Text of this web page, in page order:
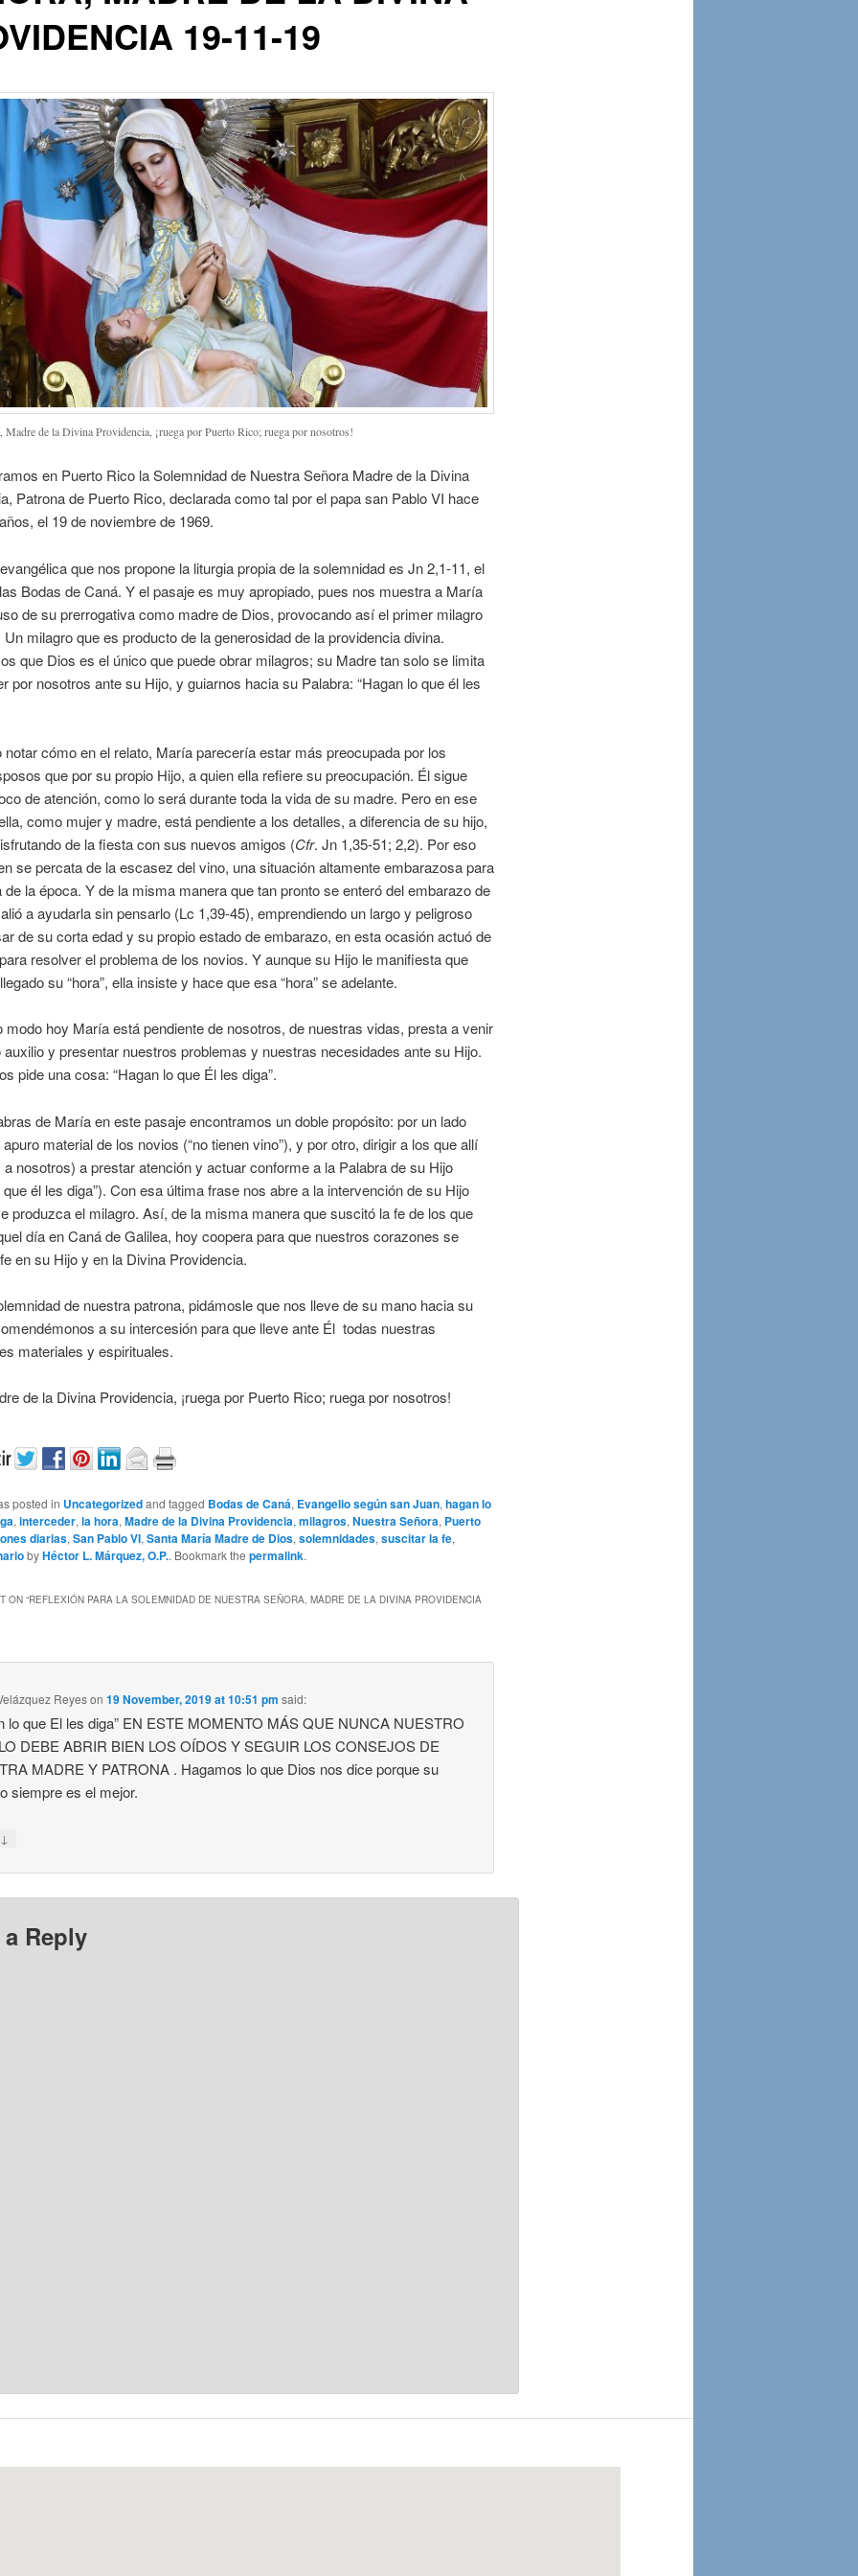
19-11-19
Madre de la Divina Providencia, ¡ruega por Puerto Rico; ruega por nosotros!
en Puerto Rico la Solemnidad de Nuestra Señora Madre de la Divina
Patrona de Puerto Rico, declarada como tal por el papa san Pablo VI hace
el 19 de noviembre de 1969.
que nos propone la liturgia propia de la solemnidad es Jn 2,1-11, el
Bodas de Caná. Y el pasaje es muy apropiado, pues nos muestra a María
de su prerrogativa como madre de Dios, provocando así el primer milagro
milagro que es producto de la generosidad de la providencia divina.
que Dios es el único que puede obrar milagros; su Madre tan solo se limita
por nosotros ante su Hijo, y guiarnos hacia su Palabra: “Hagan lo que él les
cómo en el relato, María parecería estar más preocupada por los
que por su propio Hijo, a quien ella refiere su preocupación. Él sigue
de atención, como lo será durante toda la vida de su madre. Pero en ese
como mujer y madre, está pendiente a los detalles, a diferencia de su hijo,
de la fiesta con sus nuevos amigos (Cfr. Jn 1,35-51; 2,2). Por eso
se percata de la escasez del vino, una situación altamente embarazosa para
de la época. Y de la misma manera que tan pronto se enteró del embarazo de
a ayudarla sin pensarlo (Lc 1,39-45), emprendiendo un largo y peligroso
de su corta edad y su propio estado de embarazo, en esta ocasión actuó de
resolver el problema de los novios. Y aunque su Hijo le manifiesta que
su “hora”, ella insiste y hace que esa “hora” se adelante.
modo hoy María está pendiente de nosotros, de nuestras vidas, presta a venir
auxilio y presentar nuestros problemas y nuestras necesidades ante su Hijo.
pide una cosa: “Hagan lo que Él les diga”.
de María en este pasaje encontramos un doble propósito: por un lado
material de los novios (“no tienen vino”), y por otro, dirigir a los que allí
nosotros) a prestar atención y actuar conforme a la Palabra de su Hijo
que él les diga”). Con esa última frase nos abre a la intervención de su Hijo
produzca el milagro. Así, de la misma manera que suscitó la fe de los que
día en Caná de Galilea, hoy coopera para que nuestros corazones se
en su Hijo y en la Divina Providencia.
de nuestra patrona, pidámosle que nos lleve de su mano hacia su
a su intercesión para que lleve ante Él todas nuestras
materiales y espirituales.
de la Divina Providencia, ¡ruega por Puerto Rico; ruega por nosotros!
posted in Uncategorizedand tagged Bodas de Caná, Evangelio según san Juan, hagan lo
, interceder, la hora, Madre de la Divina Providencia, milagros, Nuestra Señora, Puerto
diarias, San Pablo VI, Santa María Madre de Dios, solemnidades, suscitar la fe,
byHéctor L. Márquez, O.P.. Bookmark the permalink.
ON “REFLEXIÓN PARA LA SOLEMNIDAD DE NUESTRA SEÑORA, MADRE DE LA DIVINA PROVIDENCIA
Reyeson19 November, 2019 at 10:51 pm said:
lo que El les diga” EN ESTE MOMENTO MÁS QUE NUNCA NUESTRO
DEBE ABRIR BIEN LOS OÍDOS Y SEGUIR LOS CONSEJOS DE
MADRE Y PATRONA . Hagamos lo que Dios nos dice porque su
siempre es el mejor.
↓
Reply